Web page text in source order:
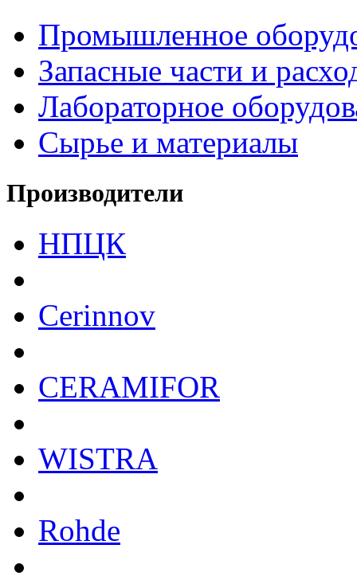
Промышленное
Запасные части и
Лабораторное
Сырье и материалы
Производители
НПЦК
Cerinnov
CERAMIFOR
WISTRA
Rohde